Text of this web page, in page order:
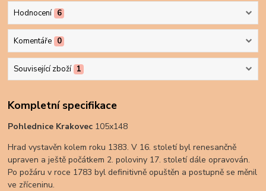
Hodnocení 6
Komentáře 0
Související zboží 1
Kompletní specifikace
Pohlednice Krakovec 105x148
Hrad vystavěn kolem roku 1383. V 16. století byl renesančně
upraven a ještě počátkem 2. poloviny 17. století dále opravován.
Po požáru v roce 1783 byl definitivně opuštěn a postupně se měnil
ve zříceninu.